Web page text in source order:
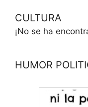
CULTURA
¡No se ha
HUMOR